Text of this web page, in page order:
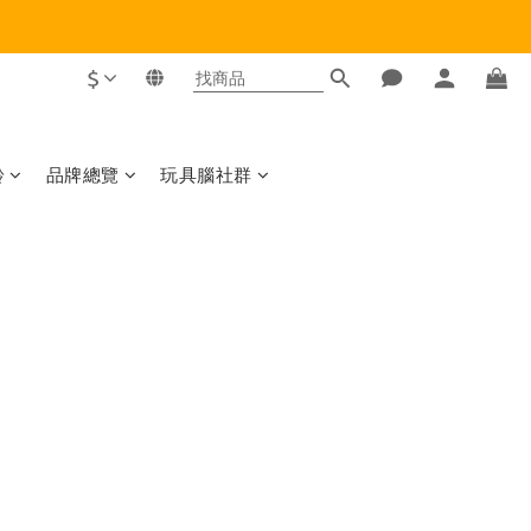
$
品牌總覽 玩具腦社群